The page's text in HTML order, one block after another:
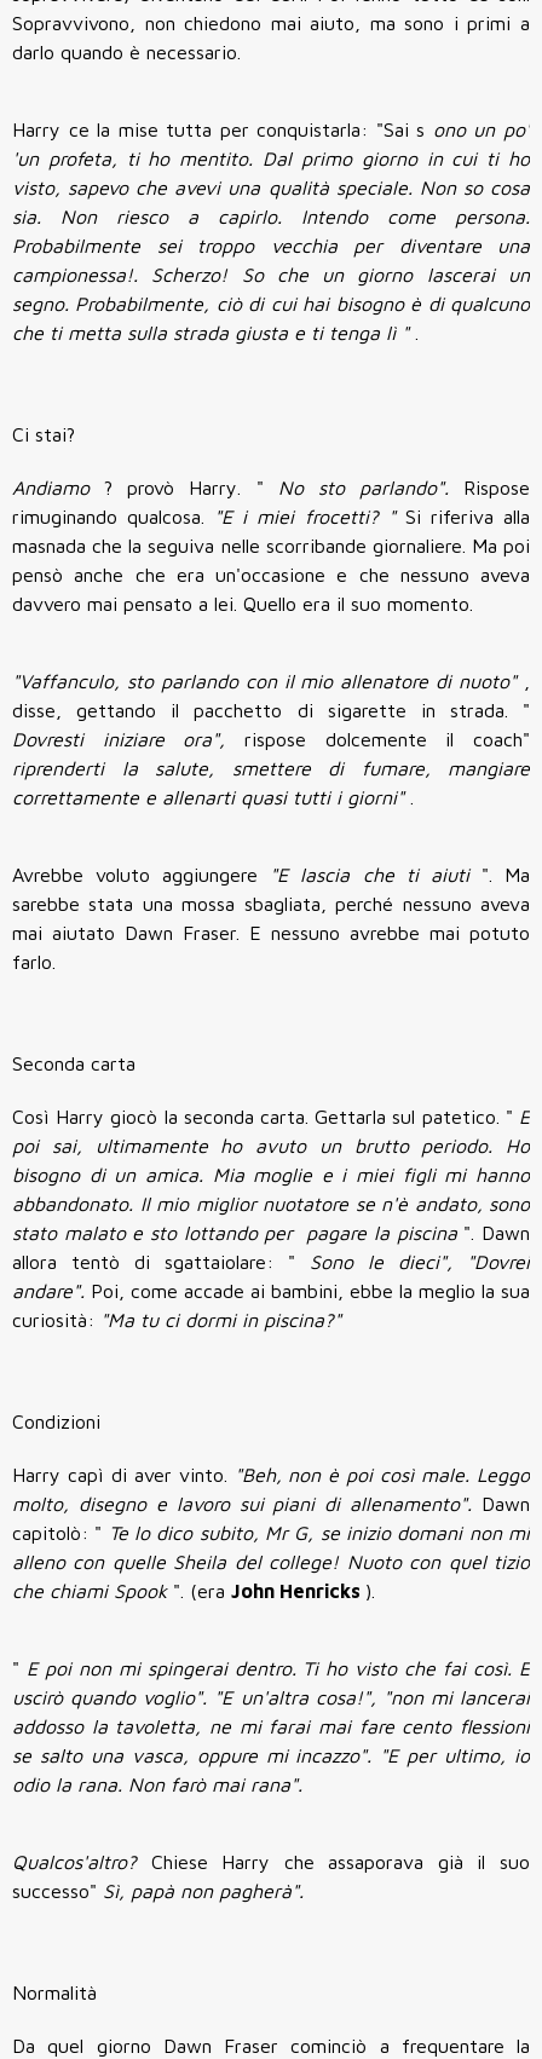
Sopravvivono, non chiedono mai aiuto, ma sono i primi a
darlo quando è necessario.
Harry ce la mise tutta per conquistarla: "Sai s ono un po'
'un profeta, ti ho mentito. Dal primo giorno in cui ti ho
visto, sapevo che avevi una qualità speciale. Non so cosa
sia. Non riesco a capirlo. Intendo come persona.
Probabilmente sei troppo vecchia per diventare una
campionessa!. Scherzo! So che un giorno lascerai un
segno. Probabilmente, ciò di cui hai bisogno è di qualcuno
che ti metta sulla strada giusta e ti tenga lì "
Ci stai?
Andiamo? provò Harry. " No sto parlando". Rispose
rimuginando qualcosa.
"E i miei frocetti? " Si riferiva alla
masnada che la seguiva nelle scorribande giornaliere. Ma poi
pensò anche che era un'occasione e che nessuno aveva
davvero mai pensato a lei. Quello era il suo momento.
"Vaffanculo, sto parlando con il mio allenatore di nuoto"
disse, gettando il pacchetto di sigarette in strada. "
Dovresti iniziare ora", rispose dolcemente il coach"
riprenderti la salute, smettere di fumare, mangiare
correttamente e allenarti quasi tutti i giorni"
Avrebbe voluto aggiungere "E lascia che ti aiuti ". Ma
sarebbe stata una mossa sbagliata, perché nessuno aveva
mai aiutato Dawn Fraser. E nessuno avrebbe mai potuto
farlo.
Seconda carta
Così Harry giocò la seconda carta. Gettarla sul patetico. " E
poi sai, ultimamente ho avuto un brutto periodo. Ho
bisogno di un amica. Mia moglie e i miei figli mi hanno
abbandonato. Il mio miglior nuotatore se n'è andato, sono
stato malato e sto lottando per pagare la piscina ". Dawn
allora tentò di sgattaiolare: " Sono le dieci",
"Dovrei
andare". Poi, come accade ai bambini, ebbe la meglio la sua
curiosità: "Ma tu ci dormi in piscina?"
Condizioni
Harry capì di aver vinto.
"Beh, non è poi così male. Leggo
molto, disegno e lavoro sui piani di allenamento". Dawn
capitolò: " Te lo dico subito, Mr G, se inizio domani non mi
alleno con quelle Sheila del college! Nuoto con quel tizio
che chiami Spook ". (era John Henricks ).
" E poi non mi spingerai dentro. Ti ho visto che fai così. E
uscirò quando voglio". "E un'altra cosa!", "non mi lancerai
addosso la tavoletta, ne mi farai mai fare cento flessioni
se salto una vasca, oppure mi incazzo". "E per ultimo, io
odio la rana. Non farò mai rana".
Qualcos'altro? Chiese Harry che assaporava già il suo
successo" Sì, papà non pagherà".
Normalità
Da quel giorno Dawn Fraser cominciò a frequentare la